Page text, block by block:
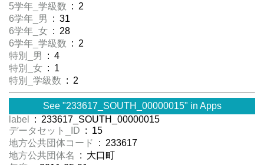
5学年_学級数 : 2
6学年_男
: 31
6学年_女 : 28
6学年_学級数 : 2
特別_男
: 4
特別_女 : 1
特別_学級数 : 2
See "233617_SOUTH_00000015" in Apps
label
: 233617_SOUTH_00000015
データセット_ID : 15
地方公共団体コード
: 233617
地方公共団体名
: 大口町